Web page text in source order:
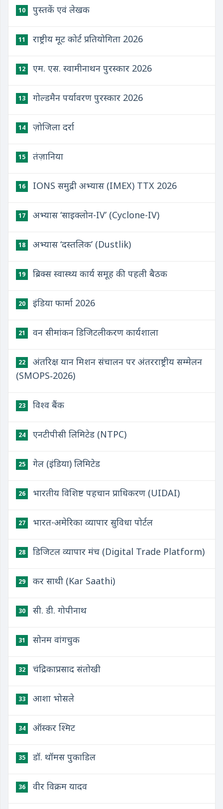
10 पुस्तकें एवं लेखक
11 राष्ट्रीय मूट कोर्ट प्रतियोगिता 2026
12 एम. एस. स्वामीनाथन पुरस्कार 2026
13 गोल्डमैन पर्यावरण पुरस्कार 2026
14 ज़ोजिला दर्रा
15 तंज़ानिया
16 IONS समुद्री अभ्यास (IMEX) TTX 2026
17 अभ्यास ‘साइक्लोन-IV’ (Cyclone-IV)
18 अभ्यास ‘दस्तलिक’ (Dustlik)
19 ब्रिक्स स्वास्थ्य कार्य समूह की पहली बैठक
20 इंडिया फार्मा 2026
21 वन सीमांकन डिजिटलीकरण कार्यशाला
22
अंतरिक्ष यान मिशन संचालन पर अंतरराष्ट्रीय सम्मेलन
(SMOPS‑2026)
23 विश्व बैंक
24 एनटीपीसी लिमिटेड (NTPC)
25 गेल (इंडिया) लिमिटेड
26 भारतीय विशिष्ट पहचान प्राधिकरण (UIDAI)
27 भारत-अमेरिका व्यापार सुविधा पोर्टल
28 डिजिटल व्यापार मंच (Digital Trade Platform)
29 कर साथी (Kar Saathi)
30 सी. डी. गोपीनाथ
31 सोनम वांगचुक
32 चंद्रिकाप्रसाद संतोखी
33 आशा भोसले
34 ऑस्कर श्मिट
35 डॉ. थॉमस पुकाडिल
36 वीर विक्रम यादव